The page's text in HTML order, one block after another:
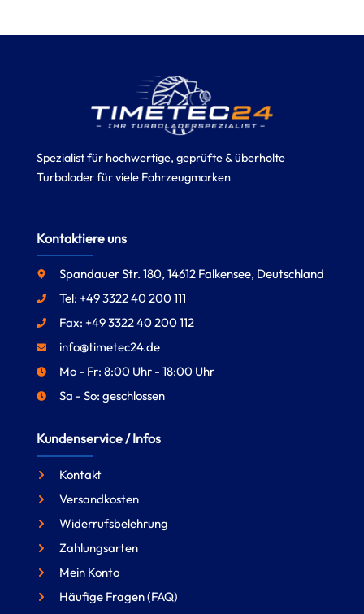
Spezialist für hochwertige, geprüfte & überholte
Turbolader für viele Fahrzeugmarken
Kontaktiere uns
Spandauer Str. 180, 14612 Falkensee, Deutschland
Tel: +49 3322 40 200 111
Fax: +49 3322 40 200 112
info@timetec24.de
Mo - Fr: 8:00 Uhr - 18:00 Uhr
Sa - So: geschlossen
Kundenservice / Infos
Kontakt
Versandkosten
Widerrufsbelehrung
Zahlungsarten
Mein Konto
Häufige Fragen (FAQ)